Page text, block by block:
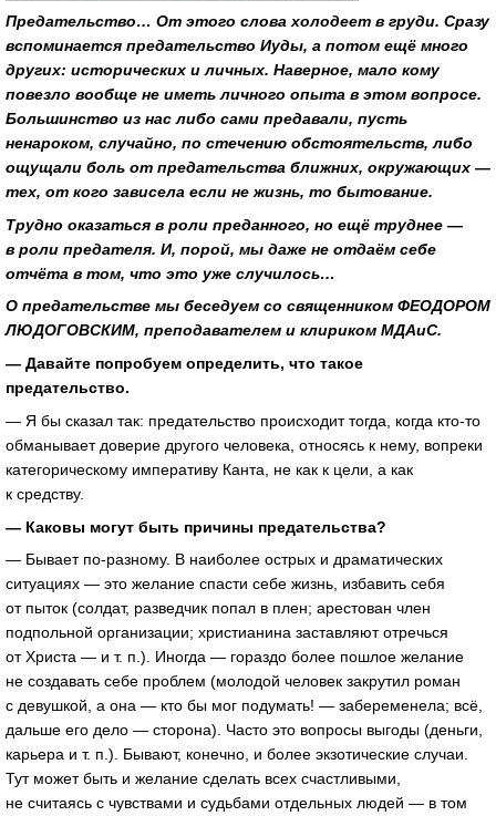
Предательство… От этого слова холодеет в груди. Сразу
вспоминается предательство Иуды, а потом ещё много
других: исторических и личных. Наверное, мало кому
повезло вообще не иметь личного опыта в этом вопросе.
Большинство из нас либо сами предавали, пусть
ненароком, случайно, по стечению обстоятельств, либо
ощущали боль от предательства ближних, окружающих —
тех, от кого зависела если не жизнь, то бытование.
Трудно оказаться в роли преданного, но ещё труднее —
в роли предателя. И, порой, мы даже не отдаём себе
отчёта в том, что это уже случилось…
О предательстве мы беседуем со священником ФЕОДОРОМ
ЛЮДОГОВСКИМ, преподавателем и клириком МДАиС.
— Давайте попробуем определить, что такое
предательство.
— Я бы сказал так: предательство происходит тогда, когда кто-то
обманывает доверие другого человека, относясь к нему, вопреки
категорическому императиву Канта, не как к цели, а как
к средству.
— Каковы могут быть причины предательства?
— Бывает по-разному. В наиболее острых и драматических
ситуациях — это желание спасти себе жизнь, избавить себя
от пыток (солдат, разведчик попал в плен; арестован член
подпольной организации; христианина заставляют отречься
от Христа — и т. п.). Иногда — гораздо более пошлое желание
не создавать себе проблем (молодой человек закрутил роман
с девушкой, а она — кто бы мог подумать! — забеременела; всё,
дальше его дело — сторона). Часто это вопросы выгоды (деньги,
карьера и т. п.). Бывают, конечно, и более экзотические случаи.
Тут может быть и желание сделать всех счастливыми,
не считаясь с чувствами и судьбами отдельных людей — в том